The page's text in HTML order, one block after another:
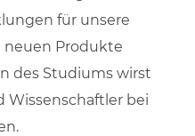
für unsere
neuen Produkte
des Studiums wirst
Wissenschaftler bei